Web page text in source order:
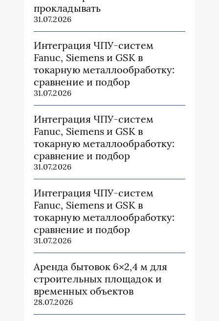
прокладывать
31.07.2026
Интеграция ЧПУ-систем
Fanuc, Siemens и GSK в
токарную металлообработку:
сравнение и подбор
31.07.2026
Интеграция ЧПУ-систем
Fanuc, Siemens и GSK в
токарную металлообработку:
сравнение и подбор
31.07.2026
Интеграция ЧПУ-систем
Fanuc, Siemens и GSK в
токарную металлообработку:
сравнение и подбор
31.07.2026
Аренда бытовок 6×2,4 м для
строительных площадок и
временных объектов
28.07.2026